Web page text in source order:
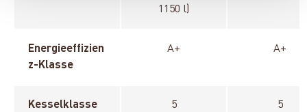
1150 l)
Energieeffizien
z-Klasse
A+ A+
Kesselklasse 5 5